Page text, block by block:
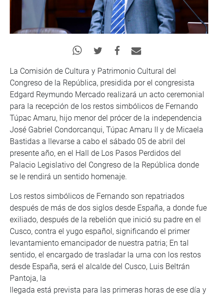
La Comisión de Cultura y Patrimonio Cultural del
Congreso de la República, presidida por el congresista
Edgard Reymundo Mercado realizará un acto ceremonial
para la recepción de los restos simbólicos de Fernando
Túpac Amaru, hijo menor del prócer de la independencia
José Gabriel Condorcanqui, Túpac Amaru II y de Micaela
Bastidas a llevarse a cabo el sábado 05 de abril del
presente año, en el Hall de Los Pasos Perdidos del
Palacio Legislativo del Congreso de la República donde
se le rendirá un sentido homenaje.
Los restos simbólicos de Fernando son repatriados
después de más de dos siglos desde España, a donde fue
exiliado, después de la rebelión que inició su padre en el
Cusco, contra el yugo español, significando el primer
levantamiento emancipador de nuestra patria; En tal
sentido, el encargado de trasladar la urna con los restos
desde España, será el alcalde del Cusco, Luis Beltrán
Pantoja, la
llegada está prevista para las primeras horas de ese día y